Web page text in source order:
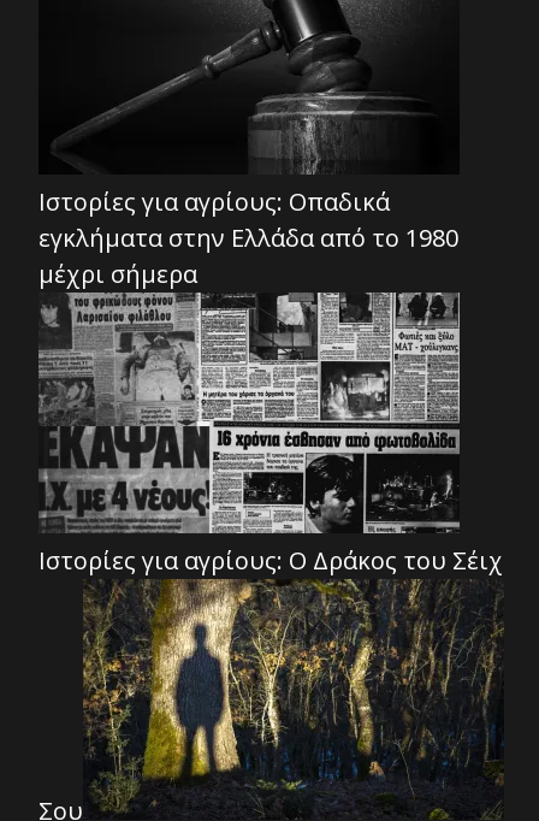
Ιστορίες για αγρίους: Οπαδικά
εγκλήματα στην Ελλάδα από το 1980
μέχρι σήμερα
Ιστορίες για αγρίους: Ο Δράκος του Σέιχ
Σου